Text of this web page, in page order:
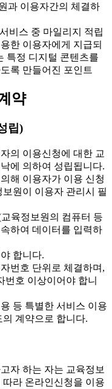
과 이용자간의 체결하
비스 중 마일리지 적립
한 이용자에게 지급되
특정 디지털 콘텐츠를
록 만들어진 포인트
약
립)
의 이용신청에 대한 교
에 의하여 성립됩니다.
해 이용자가 이용 신청
원이 이용자 관리시 필
육정보원의 컴퓨터 등
하여 데이터를 입력하
합니다.
번호 단위로 체결하며,
번호 이상이어야 합니
등 특별한 서비스 이용
계약으로 합니다.
자 하는 자는 교육정보
라 온라인신청을 이용